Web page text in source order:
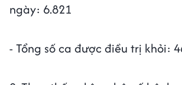
ngày: 6.821
- Tổng số ca được điều trị khỏi: